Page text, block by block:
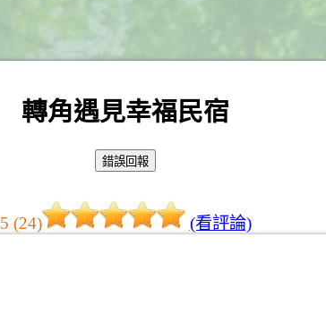
轉角遇見幸福民宿
5 (24)
(看評論)